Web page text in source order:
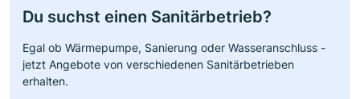
Du suchst einen Sanitärbetrieb?
Egal ob Wärmepumpe, Sanierung oder Wasseranschluss -
jetzt Angebote von verschiedenen Sanitärbetrieben
erhalten.